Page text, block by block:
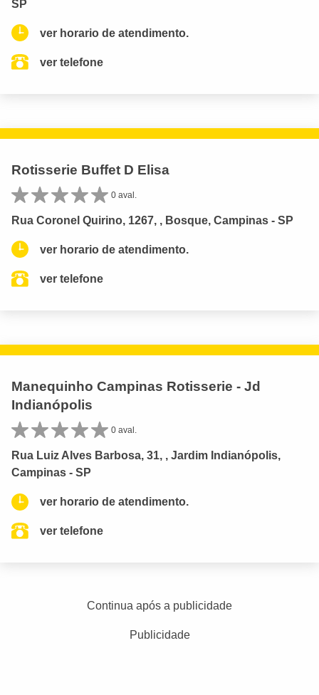
SP
ver horario de atendimento.
ver telefone
Rotisserie Buffet D Elisa
0 aval.
Rua Coronel Quirino, 1267, , Bosque, Campinas - SP
ver horario de atendimento.
ver telefone
Manequinho Campinas Rotisserie - Jd
Indianópolis
0 aval.
Rua Luiz Alves Barbosa, 31, , Jardim Indianópolis,
Campinas - SP
ver horario de atendimento.
ver telefone
Continua após a publicidade
Publicidade